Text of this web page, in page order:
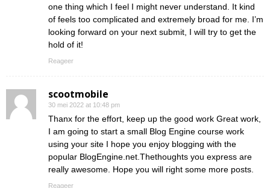
one thing which I feel I might never understand. It kind
of feels too complicated and extremely broad for me. I’m
looking forward on your next submit, I will try to get the
hold of it!
Reageer
scootmobile
30 mei 2022 at 10:48 pm
Thanx for the effort, keep up the good work Great work,
I am going to start a small Blog Engine course work
using your site I hope you enjoy blogging with the
popular BlogEngine.net.Thethoughts you express are
really awesome. Hope you will right some more posts.
Reageer